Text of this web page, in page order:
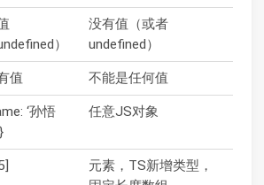
）
没有值（或者
undefined）
值 不能是任何值
‘孙悟
任意JS对象
元素，TS新增类型，